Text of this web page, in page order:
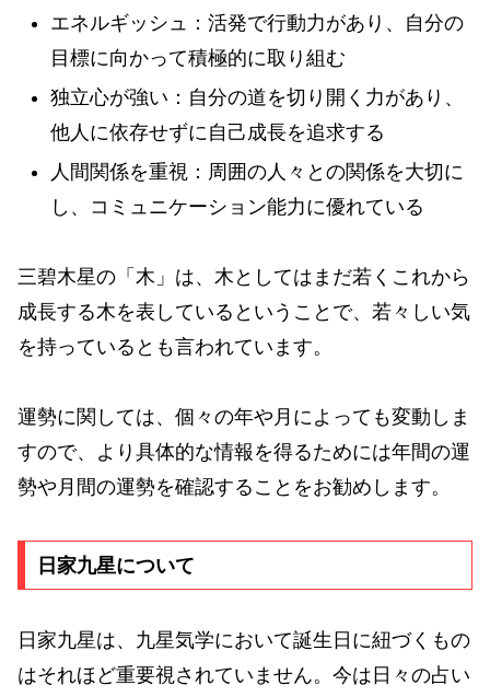
エネルギッシュ：活発で行動力があり、自分の
目標に向かって積極的に取り組む
独立心が強い：自分の道を切り開く力があり、
他人に依存せずに自己成長を追求する
人間関係を重視：周囲の人々との関係を大切に
し、コミュニケーション能力に優れている
三碧木星の「木」は、木としてはまだ若くこれから
成長する木を表しているということで、若々しい気
を持っているとも言われています。
運勢に関しては、個々の年や月によっても変動しま
すので、より具体的な情報を得るためには年間の運
勢や月間の運勢を確認することをお勧めします。
日家九星について
日家九星は、九星気学において誕生日に紐づくもの
はそれほど重要視されていません。今は日々の占い